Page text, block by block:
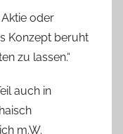
oder
Konzept beruht
zu lassen.“
auch in
m.W.